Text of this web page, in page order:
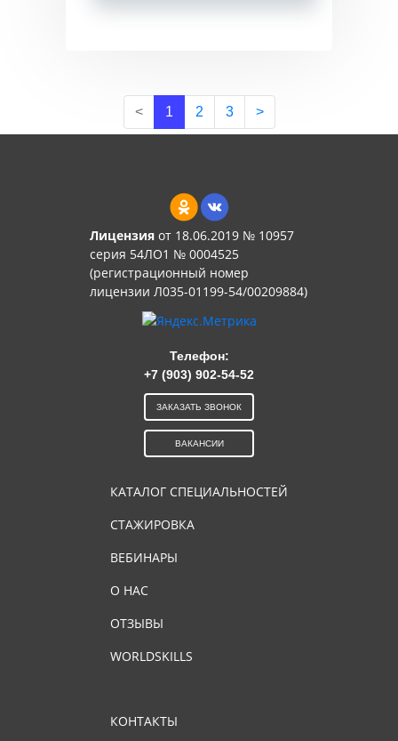
< 1 2 3 >
Лицензияот 18.06.2019 № 10957
серия 54ЛО1 № 0004525
(регистрационный номер
лицензии Л035-01199-54/00209884)
КАТАЛОГ СПЕЦИАЛЬНОСТЕЙ
СТАЖИРОВКА
ВЕБИНАРЫ
О НАС
ОТЗЫВЫ
WORLDSKILLS
КОНТАКТЫ
Телефон:
+7 (903) 902-54-52
ЗАКАЗАТЬ ЗВОНОК
ВАКАНСИИ